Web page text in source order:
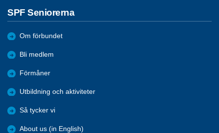
SPF Seniorerna
Om förbundet
Bli medlem
Förmåner
Utbildning och aktiviteter
Så tycker vi
About us (in English)